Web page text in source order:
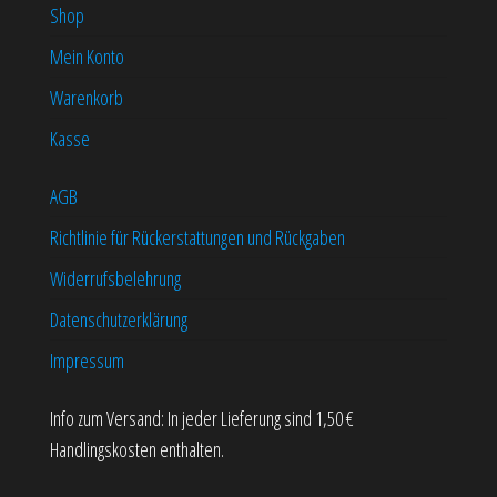
Die
können
auf
der
gewählt
werden
Shop
Mein Konto
Warenkorb
Kasse
AGB
Richtlinie für Rückerstattungen und Rückgaben
Widerrufsbelehrung
Datenschutzerklärung
Impressum
Info zum Versand: In jeder Lieferung sind 1,50 €
Handlingskosten enthalten.